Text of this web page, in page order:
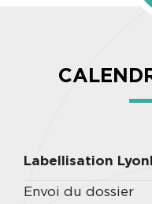
Labellisation
Envoi du dossier